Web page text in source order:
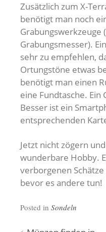
Zusätzlich zum X-
benötigt man noch
Grabungswerkzeuge
Grabungsmesser).
sehr zu empfehlen,
Ortungstöne etwas
benötigt man einen
eine Fundtasche. Ein
Besser ist ein
entsprechenden
Jetzt nicht zögern
wunderbare Hobby.
verborgenen
bevor es andere tun!
Posted in Sondeln